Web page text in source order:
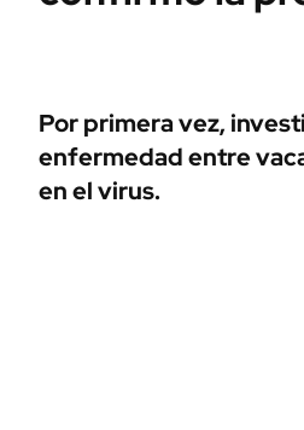
ÁMBITO DEBATE
MEDIAKIT AMBITO DEBATE
Por primera vez,
enfermedad entre
en el virus.